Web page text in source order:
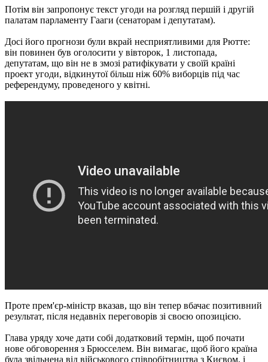
Потім він запропонує текст угоди на розгляд першій і другій
палатам парламенту Гааги (сенаторам і депутатам).
Досі його прогнози були вкрай несприятливими для Рютте:
він повинен був оголосити у вівторок, 1 листопада,
депутатам, що він не в змозі ратифікувати у своїй країні
проект угоди, відкинутої більш ніж 60% виборців під час
референдуму, проведеного у квітні.
Проте прем'єр-міністр вказав, що він тепер вбачає позитивний
результат, після недавніх переговорів зі своєю опозицією.
Глава уряду хоче дати собі додатковий термін, щоб почати
нове обговорення з Брюсселем. Він вимагає, щоб його країна
була звільнена від військового співробітництва з Києвом, і